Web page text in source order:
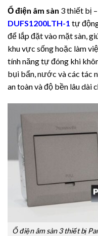
Ổ điện âm sàn 3 thiết bị
DUFS1200LTH-1 tự
để lắp đặt vào mặt sàn,
khu vực sống hoặc làm
tính năng tự đóng khi
bụi bẩn, nước và các tác
an toàn và độ bền lâu dài
Ổ điện âm sàn 3 thiết bị